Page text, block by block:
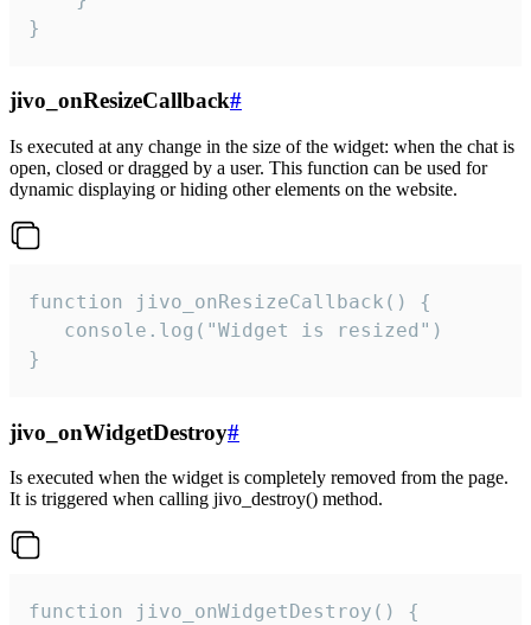
}
jivo_onResizeCallback#
Is executed at any change in the size of the widget: when the chat is
open, closed or dragged by a user. This function can be used for
dynamic displaying or hiding other elements on the website.
function jivo_onResizeCallback() {
   console.log("Widget is resized")
}
jivo_onWidgetDestroy#
Is executed when the widget is completely removed from the page.
It is triggered when calling jivo_destroy() method.
function jivo_onWidgetDestroy() {